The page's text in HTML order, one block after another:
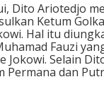
s
i
J
a
b
a
Dito Ariotedjo
Ketum
Hal itu
Fauzi
Jokowi. Selain
Permana dan